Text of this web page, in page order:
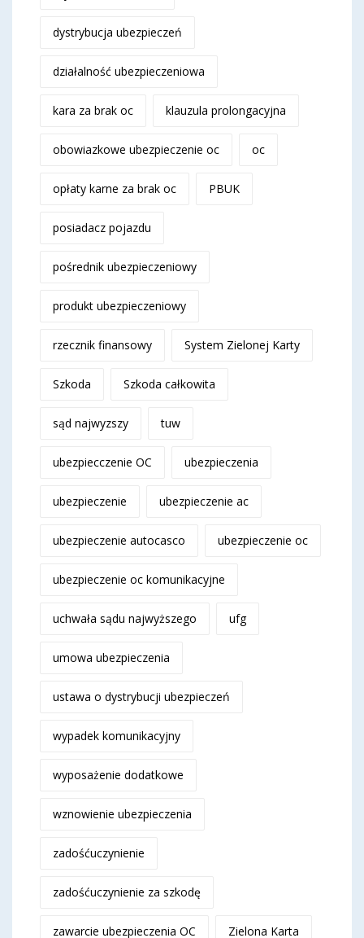
dystrybucja ubezpieczeń
działalność ubezpieczeniowa
kara za brak oc klauzula prolongacyjna
obowiazkowe ubezpieczenie oc oc
opłaty karne za brak oc PBUK
posiadacz pojazdu
pośrednik ubezpieczeniowy
produkt ubezpieczeniowy
rzecznik finansowy System Zielonej Karty
Szkoda Szkoda całkowita
sąd najwyzszy tuw
ubezpiecczenie OC ubezpieczenia
ubezpieczenie ubezpieczenie ac
ubezpieczenie autocasco ubezpieczenie oc
ubezpieczenie oc komunikacyjne
uchwała sądu najwyższego ufg
umowa ubezpieczenia
ustawa o dystrybucji ubezpieczeń
wypadek komunikacyjny
wyposażenie dodatkowe
wznowienie ubezpieczenia
zadośćuczynienie
zadośćuczynienie za szkodę
zawarcie ubezpieczenia OC Zielona Karta